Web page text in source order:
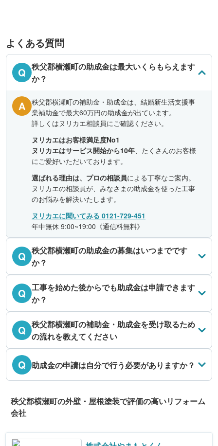
よくある質問
Q 秩父郡横瀬町の助成金は最大いくらもらえます
か？
A
秩父郡横瀬町の補助金・助成金は、結婚新生活支援事
業補助金で最大60万円の助成金が出ています。
詳しくはヌリカエ相談員にご確認ください。
ヌリカエはお客様満足度No1
ヌリカエはサービス開始から10年、たくさんのお客様
にご愛好いただいております。
選ばれる理由は、プロの相談員による丁寧なご案内。
ヌリカエの相談員が、みなさまの助成金を使った工事
のお悩みを解決いたします。
ヌリカエに聞いてみる 0121-729-451
年中無休 9:00~19:00《通信料無料》
Q 秩父郡横瀬町の助成金の募集はいつまでです
か？
Q 工事を始めた後からでも助成金は申請できます
か？
Q 秩父郡横瀬町の補助金・助成金を受け取るため
の流れを教えてください
Q 助成金の申請は自分で行う必要がありますか？
秩父郡横瀬町の外壁・屋根塗装で評価の高いリフォーム
会社